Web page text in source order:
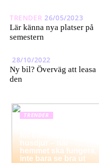
TRENDER 26/05/2023
Lär känna nya platser på
semestern
28/10/2022
Ny bil? Överväg att leasa
den
TRENDER
husdjur – när
hemmet ska fungera,
inte bara se bra ut